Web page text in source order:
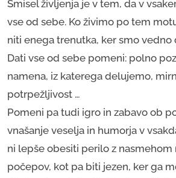
Smisel življenja je v tem, da v
vse od sebe. Ko živimo po tem
niti enega trenutka, ker smo vedno
Dati vse od sebe pomeni: polno
namena, iz katerega delujemo,
potrpežljivost …
Pomeni pa tudi igro in zabavo ob
vnašanje veselja in humorja v
ni lepše obesiti perilo z
počepov, kot pa biti jezen, ker ga